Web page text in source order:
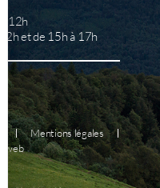
12h
et de 15h à 17h
Mentions légales